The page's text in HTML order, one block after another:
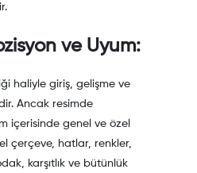
ve Uyum:
haliyle giriş, gelişme ve
Ancak resimde
içerisinde genel ve özel
çerçeve, hatlar, renkler,
karşıtlık ve bütünlük